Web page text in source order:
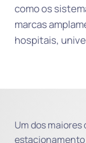
como os
marcas
hospitais,
Um dos
estacionamento